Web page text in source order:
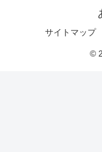
サイトマップ
©